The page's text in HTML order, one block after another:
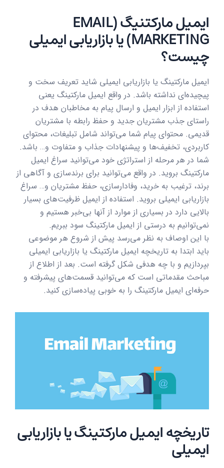
ایمیل مارکتنیگ (EMAIL
MARKETING) یا بازاریابی ایمیلی
چیست؟
ایمیل مارکتینگ یا بازاریابی ایمیلی شاید تعریف سخت و
پیچیده‌ای نداشته باشد. در واقع ایمیل مارکتینگ یعنی
استفاده از ابزار ایمیل و ارسال پیام به مخاطبان هدف در
راستای جذب مشتریان جدید و حفظ رابطه با مشتریان
قدیمی. محتوای پیام شما می‌تواند شامل تبلیغات، محتوای
کاربردی، تخفیف‌ها و پیشنهادات جذاب و متفاوت و… باشد.
شما در هر مرحله از استراتژی خود می‌توانید سراغ ایمیل
مارکتینگ بروید. در واقع می‌توانید برای برندسازی و آگاهی از
برند، ترغیب به خرید، وفادارسازی، حفظ مشتریان و… سراغ
بازاریابی ایمیلی بروید. استفاده از ایمیل ظرفیت‌های بسیار
بالایی دارد در بسیاری از موارد از آنها بی‌خبر هستیم و
نمی‌توانیم به درستی از ایمیل مارکتینگ سود ببریم.
با این اوصاف به نظر می‌رسد پیش از شروع هر موضوعی
باید ابتدا به تاریخچه ایمیل مارکتینگ یا بازاریابی ایمیلی
بپردازیم و با چه هدفی شکل گرفته است. بعد از اطلاع از
مباحث مقدماتی است که می‌توانید قسمت‌های پیشرفته و
حرفه‌ای ایمیل مارکتینگ را به خوبی پیاده‌سازی کنید.
تاریخچه ایمیل مارکتینگ یا بازاریابی
ایمیلی